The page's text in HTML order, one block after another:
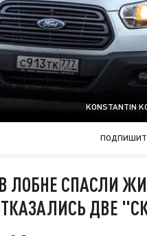
KONSTANTIN
ЛОБНЕ СПАСЛИ
ДВЕ